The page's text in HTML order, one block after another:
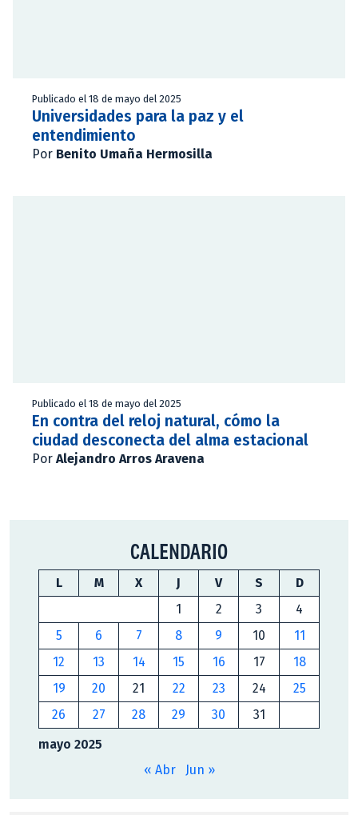
Publicado el 18 de mayo del 2025
Universidades para la paz y el
entendimiento
Por Benito Umaña Hermosilla
Publicado el 18 de mayo del 2025
En contra del reloj natural, cómo la
ciudad desconecta del alma estacional
Por Alejandro Arros Aravena
CALENDARIO
mayo 2025
L M X J V S
D
1
2 3
4
5
6 7 8 9 10
11
12
13 14 15 16 17
18
19
20 21 22 23 24
25
26
27 28 29 30 31
« Abr Jun »